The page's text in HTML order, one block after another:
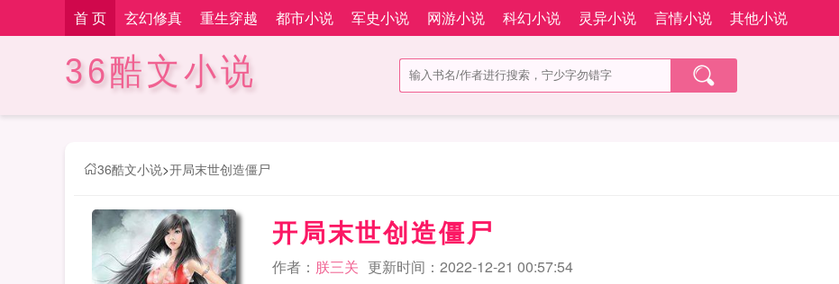
首 页 玄幻修真 重生穿越 都市小说 军史小说 网游小说 科幻小说 灵异小说 言情小说 其他小说
36酷文小说
36酷文小说>开局末世创造僵尸
开局末世创造僵尸
作者： 朕三关 更新时间：2022-12-21 00:57:54